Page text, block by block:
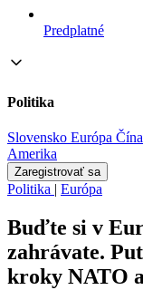
Predplatné
Politika
Slovensko Európa Čína
Amerika
Zaregistrovať sa
Politika | Európa
Buďte si v
zahrávate.
kroky NATO